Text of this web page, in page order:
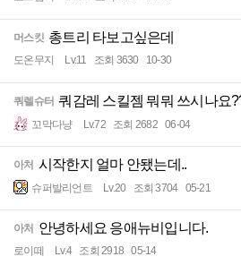
머스킷 총트리 타보고싶은데
도온무지 Lv.11 조회 3630 10-30
쿼렐슈터 쿼감레 스킬젬 뭐뭐 쓰시나요
꼬막다냥 Lv.72 조회 2682 06-04
아처 시작한지 얼마 안됐는데..
슈퍼발리언트 Lv.20 조회 3704 05-21
아처 안녕하세요 응애뉴비입니다.
로이떼 Lv.4 조회 2918 05-14